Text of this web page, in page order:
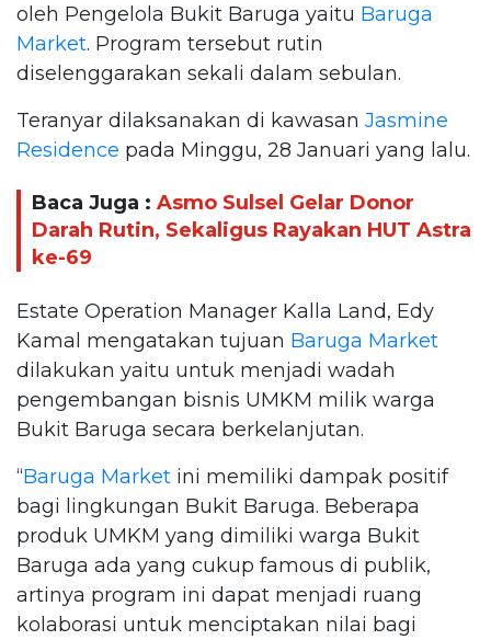
oleh Pengelola Bukit Baruga yaitu Baruga
Market. Program tersebut rutin
diselenggarakan sekali dalam sebulan.
Teranyar dilaksanakan di kawasan Jasmine
Residence pada Minggu, 28 Januari yang lalu.
Baca Juga : Asmo Sulsel Gelar Donor
Darah Rutin, Sekaligus Rayakan HUT Astra
ke-69
Estate Operation Manager Kalla Land, Edy
Kamal mengatakan tujuan Baruga Market
dilakukan yaitu untuk menjadi wadah
pengembangan bisnis UMKM milik warga
Bukit Baruga secara berkelanjutan.
“Baruga Market ini memiliki dampak positif
bagi lingkungan Bukit Baruga. Beberapa
produk UMKM yang dimiliki warga Bukit
Baruga ada yang cukup famous di publik,
artinya program ini dapat menjadi ruang
kolaborasi untuk menciptakan nilai bagi